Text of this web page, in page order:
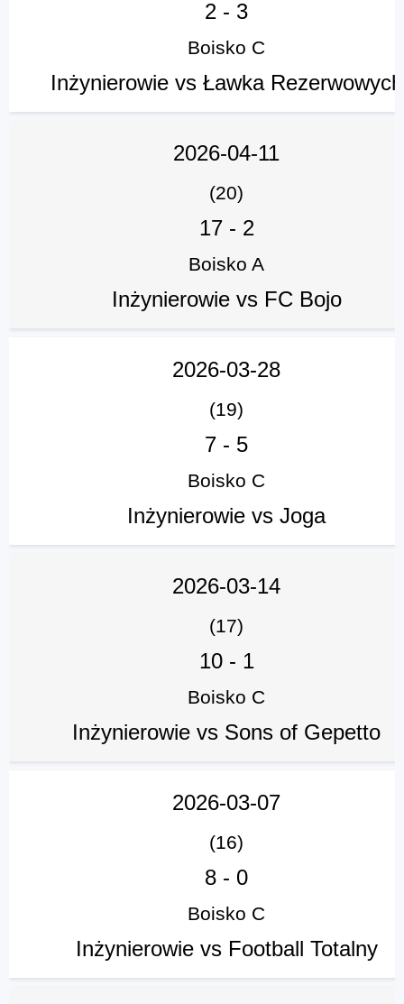
2 - 3
Boisko C
Inżynierowie vs Ławka Rezerwowych
2026-04-11
(20)
17- 2
Boisko A
Inżynierowie vs FC Bojo
2026-03-28
(19)
7 - 5
Boisko C
Inżynierowie vs Joga
2026-03-14
(17)
10- 1
Boisko C
Inżynierowie vs Sons of Gepetto
2026-03-07
(16)
8 - 0
Boisko C
Inżynierowie vs Football Totalny